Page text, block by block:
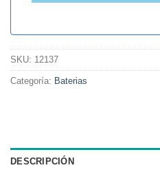
SKU: 12137
Categoría: Baterias
DESCRIPCIÓN